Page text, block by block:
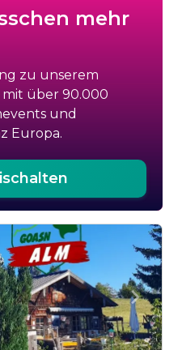
mehr
zu unserem
über 90.000
und
Europa.